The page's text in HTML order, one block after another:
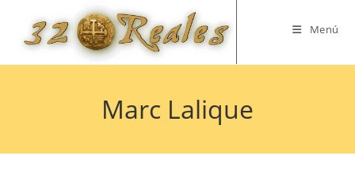
contenido
Menú
Marc Lalique